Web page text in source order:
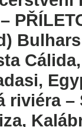
riviéra